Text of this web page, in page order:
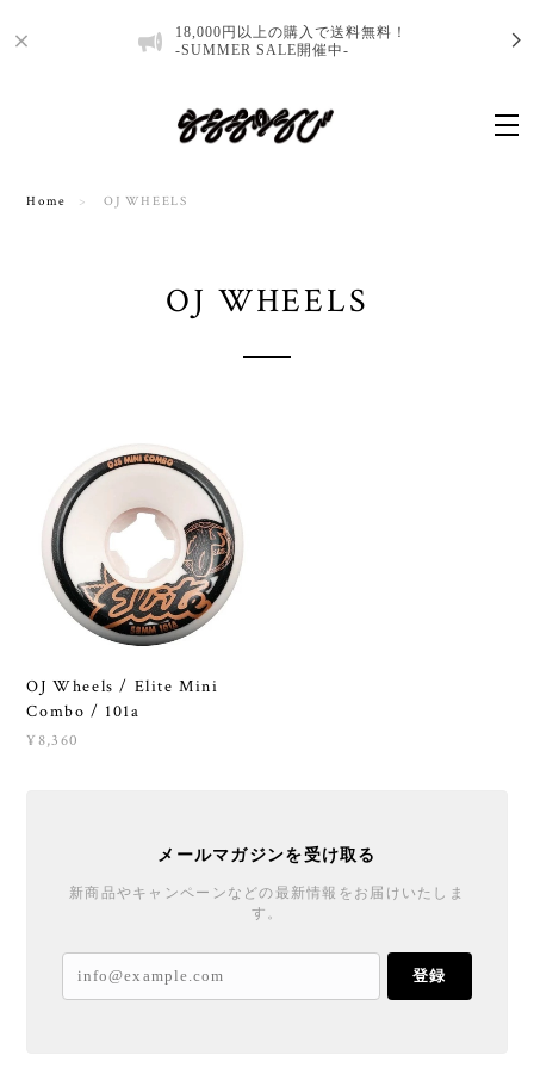
18,000円以上の購入で送料無料！
-SUMMER SALE開催中-
Home OJ WHEELS
OJ WHEELS
OJ Wheels / Elite Mini
Combo / 101a
¥8,360
メールマガジンを受け取る
新商品やキャンペーンなどの最新情報をお届けいたしま
す。
登録